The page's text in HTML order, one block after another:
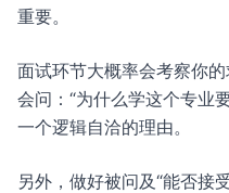
重要。
面试环节大概率会考察你
会问：“为什么学这个专业
一个逻辑自洽的理由。
另外，做好被问及“能否接